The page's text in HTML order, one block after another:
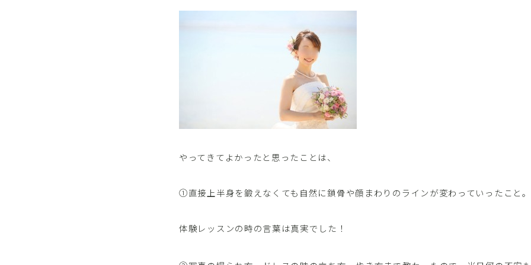
やってきてよかったと思ったことは、
①直接上半身を鍛えなくても自然に鎖骨や顔まわりのラインが変わっていったこと。
体験レッスンの時の言葉は真実でした！